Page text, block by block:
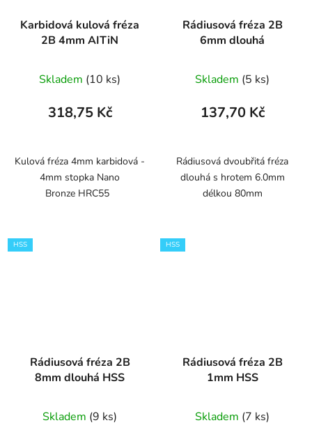
Karbidová kulová fréza
2B 4mm AITiN
Skladem (10 ks)
318,75 Kč
Kulová fréza 4mm karbidová -
4mm stopka Nano
Bronze HRC55
Rádiusová fréza 2B
6mm dlouhá
Skladem (5 ks)
137,70 Kč
Rádiusová dvoubřitá fréza
dlouhá s hrotem 6.0mm
délkou 80mm
HSS
Rádiusová fréza 2B
8mm dlouhá HSS
hodnocení
Skladem (9 ks)
HSS
Rádiusová fréza 2B
1mm HSS
Skladem (7 ks)